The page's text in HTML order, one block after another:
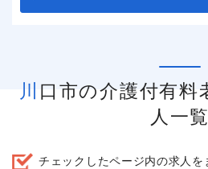
川口市の介護付有料老人ホームの求
人一覧
チェックしたページ内の求人を